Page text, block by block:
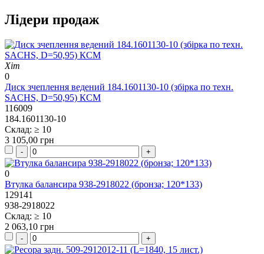
Лідери продаж
Хіт
0
Диск зчеплення ведений 184.1601130-10 (збірка по техн.
SACHS, D=50,95) КСМ
116009
184.1601130-10
Склад: ≥ 10
3 105,00 грн
0
Втулка балансира 938-2918022 (бронза; 120*133)
129141
938-2918022
Склад: ≥ 10
2 063,10 грн